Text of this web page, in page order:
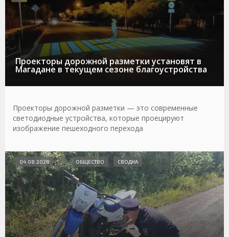
Проекторы дорожной разметки установят в
Магадане в текущем сезоне благоустройства
Проекторы дорожной разметки — это современные
светодиодные устройства, которые проецируют
изображение пешеходного перехода
04.08.2026 ОБЩЕСТВО СВОДКА